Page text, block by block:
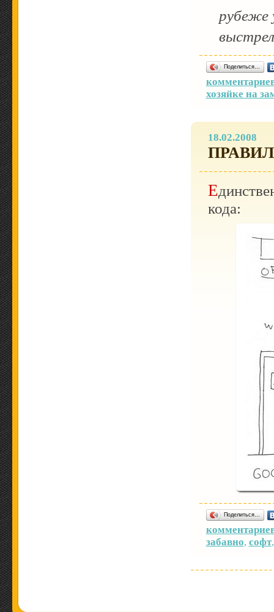
рубеже
Поделиться…
хозяйке на
18.02.2008
Единственно верный способ оценки программного
кода:
Поделиться…
забавно, софт